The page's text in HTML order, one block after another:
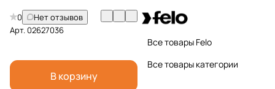
0
Нет отзывов
Арт.02627036
В корзину
Все товары Felo
Все товары категории